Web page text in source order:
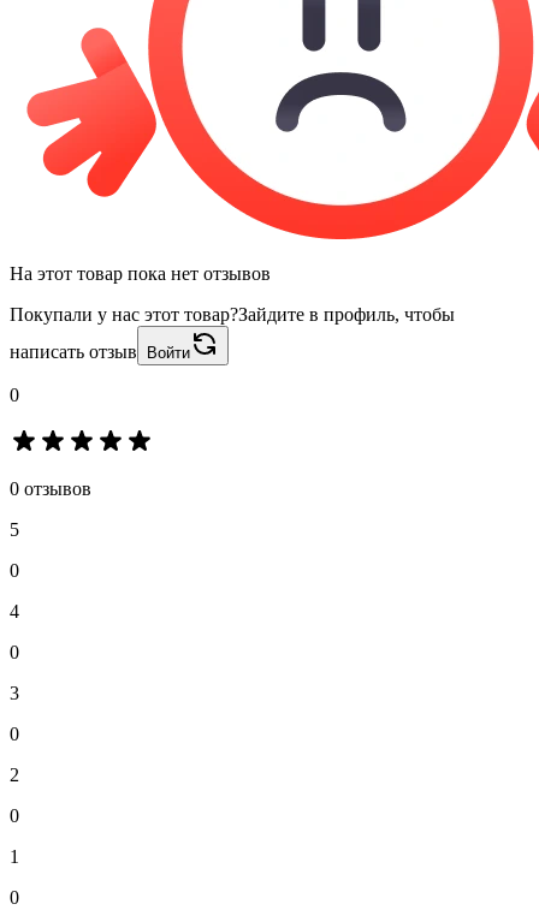
На этот товар пока нет отзывов
Покупали у нас этот товар?Зайдите в профиль, чтобы
написать отзыв
Войти
0
0 отзывов
5
0
4
0
3
0
2
0
1
0